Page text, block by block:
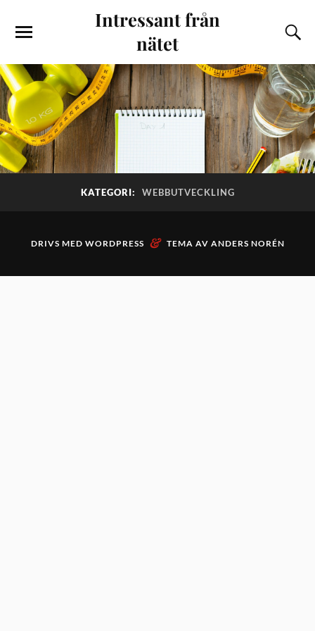
Intressant från
nätet
KATEGORI: WEBBUTVECKLING
DRIVS MED WORDPRESS & TEMA AV ANDERS NORÉN